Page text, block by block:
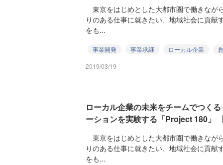
東京をはじめとした大都市圏で働きなが
りのある仕事に就きたい、地域社会に貢献
をも...
事業開発 事業承継 ローカル企業
2019/03/19
ローカル企業の未来をチームでつく
ーションを実験する「Project 180」
東京をはじめとした大都市圏で働きなが
りのある仕事に就きたい、地域社会に貢献
をも...